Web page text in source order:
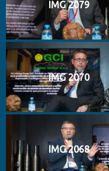
IMG 2079
IMG 2070
IMG 2068